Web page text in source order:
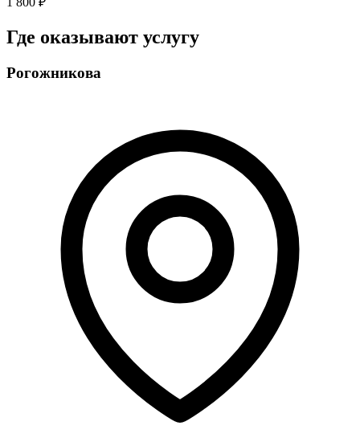
Где оказывают услугу
Рогожникова